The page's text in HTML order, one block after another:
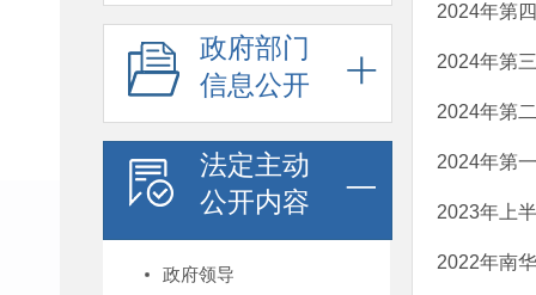
政府部门
信息公开
法定主动
公开内容
政府领导
2024年第
2024年第
2024年第
2024年第
2023年上
2022年南